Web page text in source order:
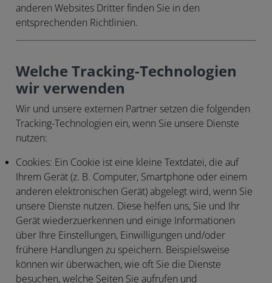
anderen Websites Dritter finden Sie in den
entsprechenden Richtlinien.
Welche Tracking-Technologien
wir verwenden
Wir und unsere externen Partner setzen die folgenden
Tracking-Technologien ein, wenn Sie unsere Dienste
nutzen:
Cookies: Ein Cookie ist eine kleine Textdatei, die auf
Ihrem Gerät (z. B. Computer, Smartphone oder einem
anderen elektronischen Gerät) abgelegt wird, wenn Sie
unsere Dienste nutzen. Diese helfen uns, Sie und Ihr
Gerät wiederzuerkennen und einige Informationen
über Ihre Einstellungen, Einwilligungen und/oder
frühere Handlungen zu speichern. Beispielsweise
können wir überwachen, wie oft Sie die Dienste
besuchen, welche Seiten Sie aufrufen und